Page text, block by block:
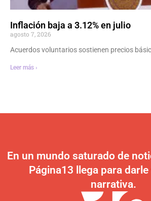
Inflación baja a 3.12% en julio
agosto 7, 2026
Acuerdos voluntarios sostienen precios
Leer más ›
En un mundo saturado de
Página13 llega para
narrativa.